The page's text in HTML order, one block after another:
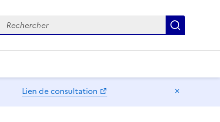
Rechercher
Lien de consultation